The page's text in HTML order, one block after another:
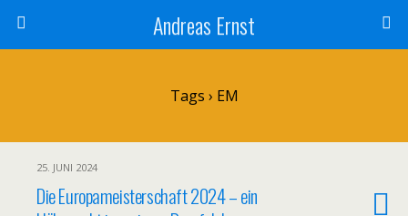
Andreas Ernst
Tags › EM
25. JUNI 2024
Die Europameisterschaft 2024 – ein